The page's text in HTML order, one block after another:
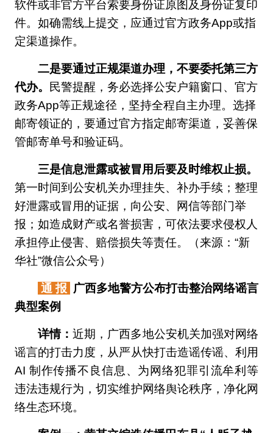
软件或非官方平台索要身份证原图及身份证复印
件。如确需线上提交，应通过官方政务App或指
定渠道操作。
二是要通过正规渠道办理，不要委托第三方
代办。 民警提醒，务必选择公安户籍窗口、官方
政务App等正规途径，坚持全程自主办理。选择
邮寄领证的，要通过官方指定邮寄渠道，妥善保
管邮寄单号和验证码。
三是信息泄露或被冒用后要及时维权止损。
第一时间到公安机关办理挂失、补办手续；整理
好泄露或冒用的证据，向公安、网信等部门举
报；如造成财产或名誉损害，可依法要求侵权人
承担停止侵害、赔偿损失等责任。（来源：“新
华社”微信公众号）
通 报
广西多地警方公布打击整治网络谣言
典型案例
详情：近期，广西多地公安机关加强对网络
谣言的打击力度，从严从快打击造谣传谣、利用
AI 制作传播不良信息、为网络犯罪引流牟利等
违法违规行为，切实维护网络舆论秩序，净化网
络生态环境。